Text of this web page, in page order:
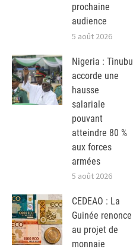
prochaine
audience
5 août 2026
Nigeria : Tinubu
accorde une
hausse
salariale
pouvant
atteindre 80 %
aux forces
armées
5 août 2026
CEDEAO : La
Guinée renonce
au projet de
monnaie